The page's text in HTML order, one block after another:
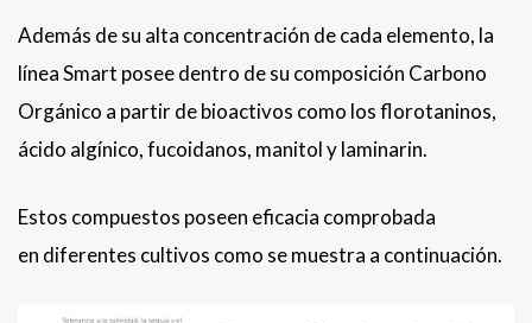
Además de su alta concentración de cada elemento, la
línea Smart posee dentro de su composición Carbono
Orgánico a partir de bioactivos como los florotaninos,
ácido algínico, fucoidanos, manitol y laminarin.
Estos compuestos poseen eficacia comprobada
en diferentes cultivos como se muestra a continuación.